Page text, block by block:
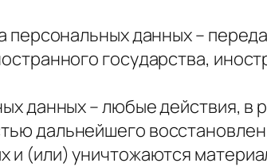
персональных данных –
государства,
данных – любые действия,
дальнейшего
и (или) уничтожаются